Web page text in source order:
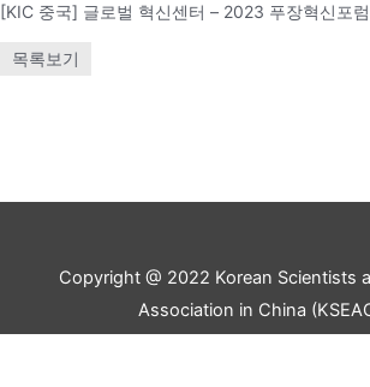
목록보기
Copyright @ 2022 Korean Scientists
Association in China